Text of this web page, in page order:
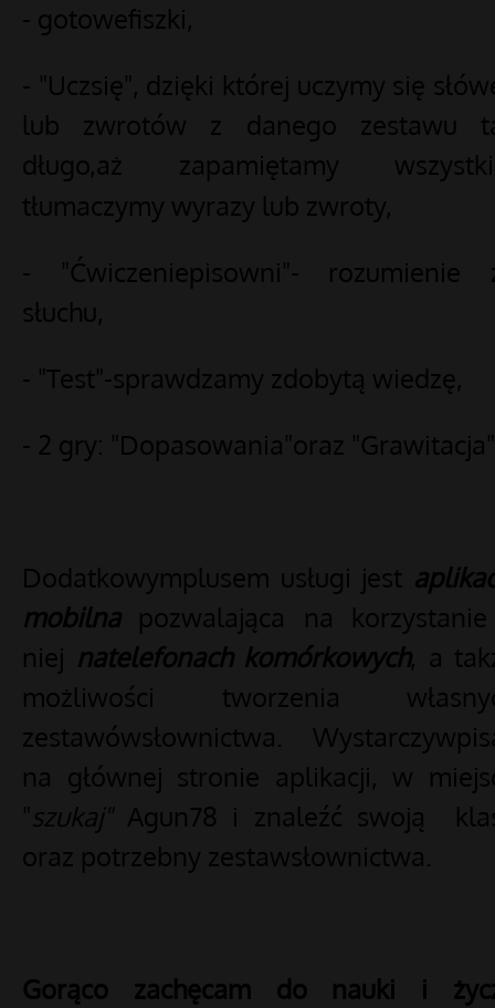
- gotowefiszki,
- "Uczsię", dzięki której uczymy się
lub zwrotów z danego zestawu
długo,aż zapamiętamy
tłumaczymy wyrazy lub zwroty,
- "Ćwiczeniepisowni"- rozumienie
słuchu,
- "Test"-sprawdzamy zdobytą wiedzę,
- 2 gry: "Dopasowania"oraz
Dodatkowymplusem usługi jest
mobilnapozwalająca na
niej natelefonach komórkowych, a
możliwości tworzenia
zestawówsłownictwa.
na głównej stronie aplikacji, w
"szukaj" Agun78 i znaleźć swoją
oraz potrzebny zestawsłownictwa.
Gorąco zachęcam do nauki i